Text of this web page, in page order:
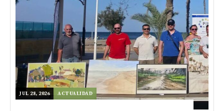
JUL 28, 2026 ACTUALIDAD